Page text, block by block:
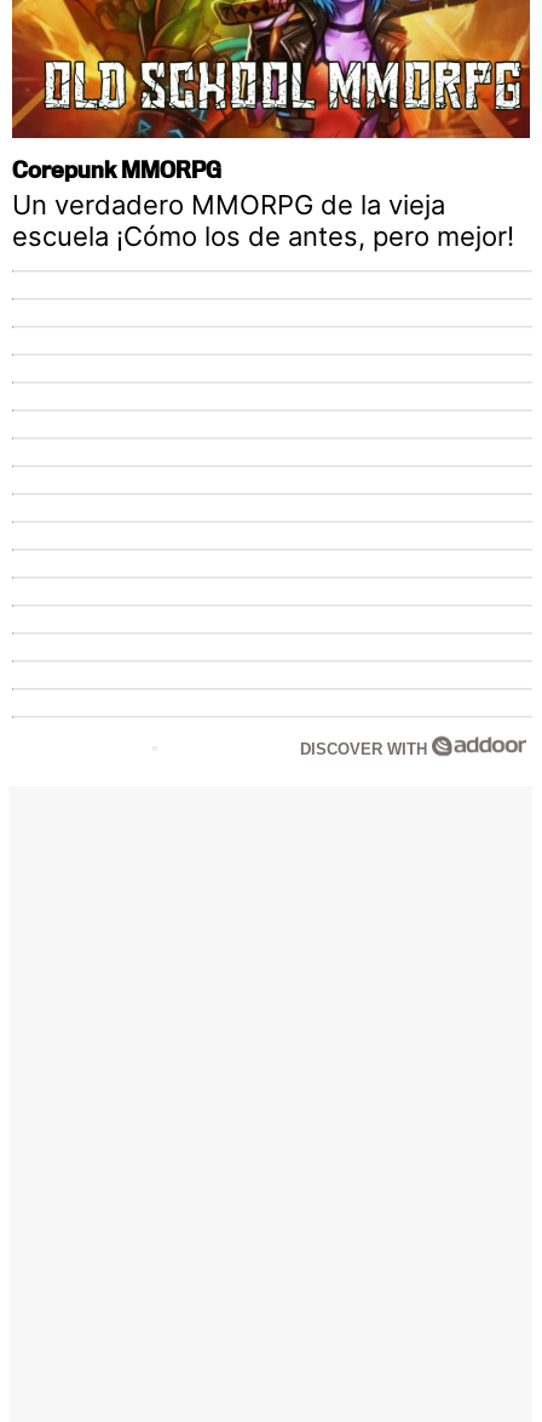
Corepunk MMORPG
Un verdadero MMORPG de la vieja
escuela ¡Cómo los de antes, pero mejor!
DISCOVER WITH